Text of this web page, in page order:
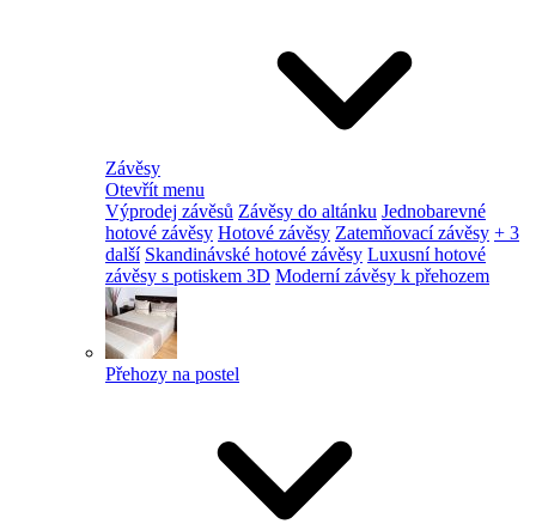
Závěsy
Otevřít menu
Výprodej závěsů Závěsy do altánku Jednobarevné
hotové závěsy Hotové závěsy Zatemňovací závěsy + 3
další Skandinávské hotové závěsy Luxusní hotové
závěsy s potiskem 3D Moderní závěsy k přehozem
Přehozy na postel